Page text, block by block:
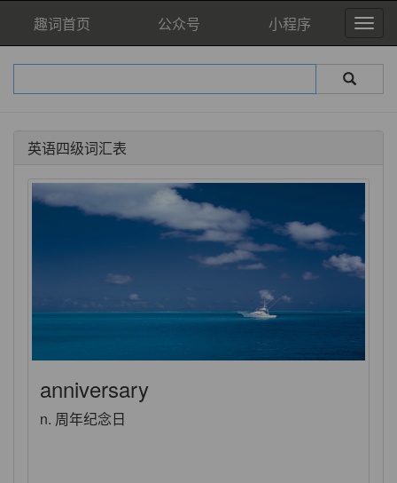
趣词首页 公众号 小程序
英语四级词汇表
anniversary
n. 周年纪念日